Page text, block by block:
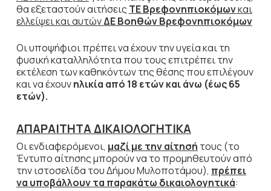
θα εξεταστούν αιτήσεις ΤΕ Βρεφονηπιοκόμωνκαι
ελλείψει και αυτώνΔΕ Βοηθών Βρεφονηπιοκόμων
Οι υποψήφιοι πρέπει να έχουν την υγεία και τη
φυσική καταλληλότητα που τους επιτρέπει την
εκτέλεση των καθηκόντων της θέσης που επιλέγουν
και να έχουνηλικία από 18 ετών και άνω (έως 65
ετών).
ΑΠΑΡΑΙΤΗΤΑ ΔΙΚΑΙΟΛΟΓΗΤΙΚΑ
Οι ενδιαφερόμενοι, μαζί με την αίτησή τους (το
Έντυπο αίτησης μπορούν να το προμηθευτούν από
την ιστοσελίδα του Δήμου Μυλοποτάμου), πρέπει
να υποβάλλουν τα παρακάτω δικαιολογητικά: